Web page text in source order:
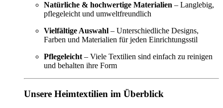
Natürliche & hochwertige Materialien – Langlebig,
pflegeleicht und umweltfreundlich
Vielfältige Auswahl – Unterschiedliche Designs,
Farben und Materialien für jeden Einrichtungsstil
Pflegeleicht – Viele Textilien sind einfach zu reinigen
und behalten ihre Form
Unsere Heimtextilien im Überblick